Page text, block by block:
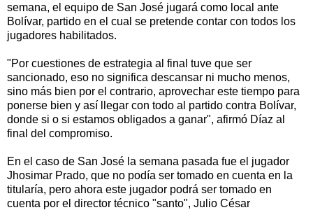
semana, el equipo de San José jugará como local ante
Bolívar, partido en el cual se pretende contar con todos los
jugadores habilitados.
"Por cuestiones de estrategia al final tuve que ser
sancionado, eso no significa descansar ni mucho menos,
sino más bien por el contrario, aprovechar este tiempo para
ponerse bien y así llegar con todo al partido contra Bolívar,
donde si o si estamos obligados a ganar", afirmó Díaz al
final del compromiso.
En el caso de San José la semana pasada fue el jugador
Jhosimar Prado, que no podía ser tomado en cuenta en la
titularía, pero ahora este jugador podrá ser tomado en
cuenta por el director técnico "santo", Julio César